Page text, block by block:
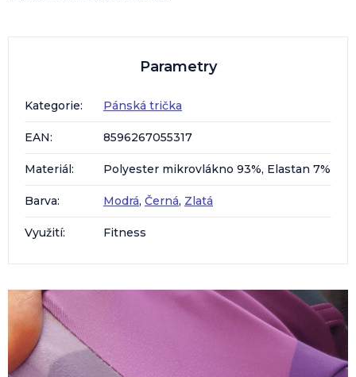
Parametry
Kategorie: Pánská trička
EAN: 8596267055317
Materiál: Polyester mikrovlákno 93%, Elastan 7%
Barva: Modrá, Černá, Zlatá
Využití: Fitness